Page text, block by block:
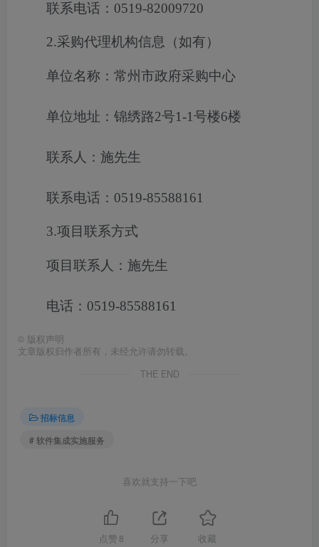
联系电话：0519-82009720
2.采购代理机构信息（如有）
单位名称：常州市政府采购中心
单位地址：锦绣路2号1-1号楼6楼
联系人：施先生
联系电话：0519-85588161
3.项目联系方式
项目联系人：施先生
电话：0519-85588161
© 版权声明
文章版权归作者所有，未经允许请勿转载。
THE END
招标信息
# 软件集成实施服务
喜欢就支持一下吧
点赞 8 分享 收藏